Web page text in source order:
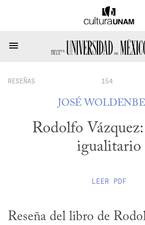
RESEÑAS 154
JOSÉ
Rodolfo
igualitario
LEER PDF